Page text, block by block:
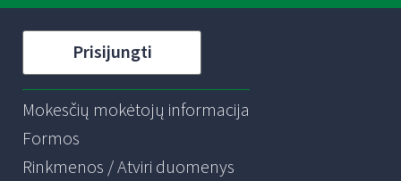
Prisijungti
Mokesčių mokėtojų informacija
Formos
Rinkmenos / Atviri duomenys